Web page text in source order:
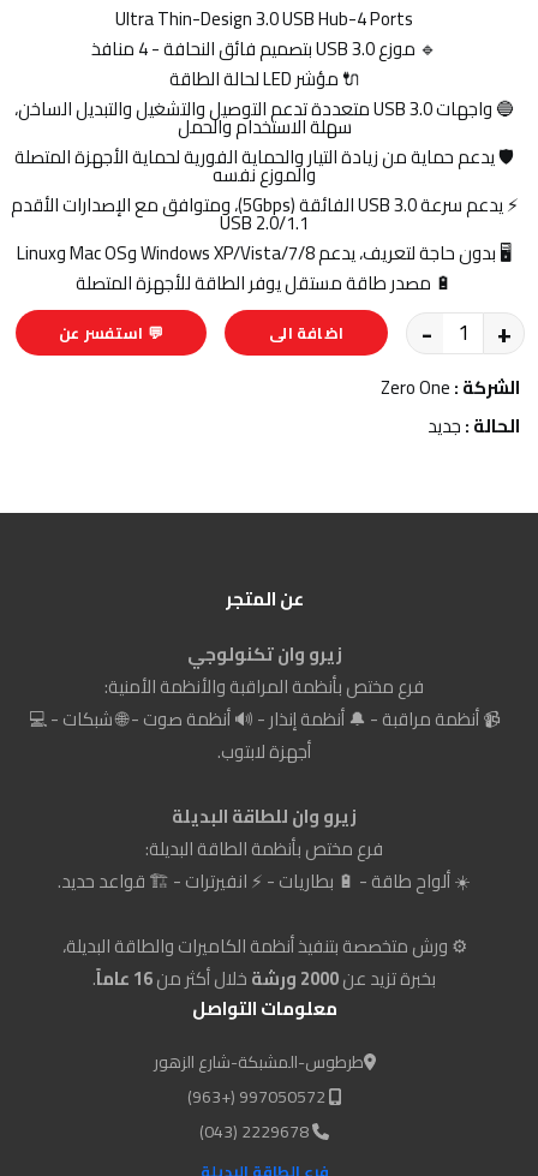
Ultra Thin-Design 3.0 USB Hub-4 Ports
🔹 موزع USB 3.0 بتصميم فائق النحافة - 4 منافذ
🔌 مؤشر LED لحالة الطاقة
🔵 واجهات USB 3.0 متعددة تدعم التوصيل والتشغيل والتبديل الساخن،
سهلة الاستخدام والحمل
🛡️ يدعم حماية من زيادة التيار والحماية الفورية لحماية الأجهزة المتصلة
والموزع نفسه
⚡ يدعم سرعة USB 3.0 الفائقة (5Gbps)، ومتوافق مع الإصدارات الأقدم
USB 2.0/1.1
🖥️ بدون حاجة لتعريف، يدعم Windows XP/Vista/7/8 وMac OS وLinux
🔋 مصدر طاقة مستقل يوفر الطاقة للأجهزة المتصلة
- +
اضافة الى
💬 استفسر عن
الشركة :Zero One
الحالة :جديد
عن المتجر
زيرو وان تكنولوجي
فرع مختص بأنظمة المراقبة والأنظمة الأمنية:
📹 أنظمة مراقبة - 🔔 أنظمة إنذار - 🔊 أنظمة صوت - 🌐 شبكات - 💻
أجهزة لابتوب.
زيرو وان للطاقة البديلة
فرع مختص بأنظمة الطاقة البديلة:
☀️ ألواح طاقة - 🔋 بطاريات - ⚡ انفيرترات - 🏗️ قواعد حديد.
⚙️ ورش متخصصة بتنفيذ أنظمة الكاميرات والطاقة البديلة،
بخبرة تزيد عن2000 ورشة خلال أكثر من16 عاماً
.
معلومات التواصل
طرطوس-المشبكة-شارع الزهور
2229678 (043)